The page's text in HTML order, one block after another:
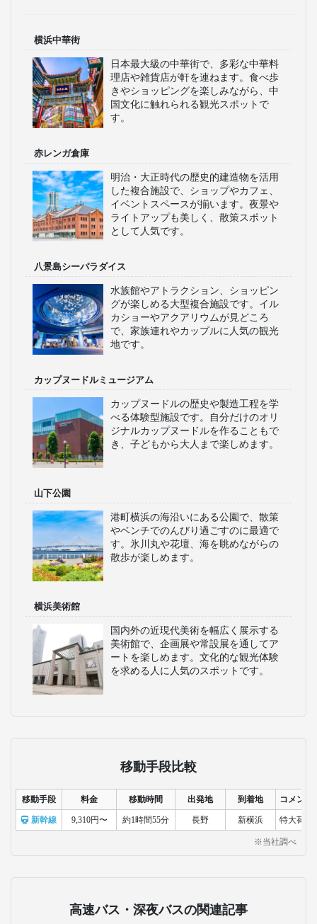
横浜中華街
日本最大級の中華街で、多彩な中華料
理店や雑貨店が軒を連ねます。食べ歩
きやショッピングを楽しみながら、中
国文化に触れられる観光スポットで
す。
赤レンガ倉庫
明治・大正時代の歴史的建造物を活用
した複合施設で、ショップやカフェ、
イベントスペースが揃います。夜景や
ライトアップも美しく、散策スポット
として人気です。
八景島シーパラダイス
水族館やアトラクション、ショッピン
グが楽しめる大型複合施設です。イル
カショーやアクアリウムが見どころ
で、家族連れやカップルに人気の観光
地です。
カップヌードルミュージアム
カップヌードルの歴史や製造工程を学
べる体験型施設です。自分だけのオリ
ジナルカップヌードルを作ることもで
き、子どもから大人まで楽しめます。
山下公園
港町横浜の海沿いにある公園で、散策
やベンチでのんびり過ごすのに最適で
す。氷川丸や花壇、海を眺めながらの
散歩が楽しめます。
横浜美術館
国内外の近現代美術を幅広く展示する
美術館で、企画展や常設展を通してア
ートを楽しめます。文化的な観光体験
を求める人に人気のスポットです。
移動手段比較
移動手段 料金 移動時間 出発地 到着地 コメント
新幹線 9,310円〜 約1時間55分 長野 新横浜 特大荷物
※当社調べ
高速バス・深夜バスの関連記事